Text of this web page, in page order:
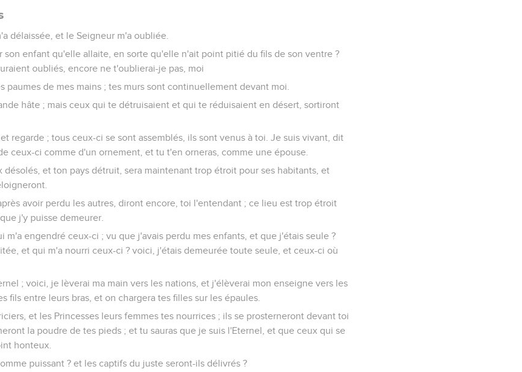
délaissée, et le Seigneur m'a oubliée.
son enfant qu'elle allaite, en sorte qu'elle n'ait point pitié du fils de son ventre ?
oubliés, encore ne t'oublierai-je pas, moi
paumes de mes mains ; tes murs sont continuellement devant moi.
hâte ; mais ceux qui te détruisaient et qui te réduisaient en désert, sortiront
regarde ; tous ceux-ci se sont assemblés, ils sont venus à toi. Je suis vivant, dit
ceux-ci comme d'un ornement, et tu t'en orneras, comme une épouse.
désolés, et ton pays détruit, sera maintenant trop étroit pour ses habitants, et
avoir perdu les autres, diront encore, toi l'entendant ; ce lieu est trop étroit
j'y puisse demeurer.
m'a engendré ceux-ci ; vu que j'avais perdu mes enfants, et que j'étais seule ?
et qui m'a nourri ceux-ci ? voici, j'étais demeurée toute seule, et ceux-ci où
; voici, je lèverai ma main vers les nations, et j'élèverai mon enseigne vers les
fils entre leurs bras, et on chargera tes filles sur les épaules.
et les Princesses leurs femmes tes nourrices ; ils se prosterneront devant toi
la poudre de tes pieds ; et tu sauras que je suis l'Eternel, et que ceux qui se
honteux.
puissant ? et les captifs du juste seront-ils délivrés ?